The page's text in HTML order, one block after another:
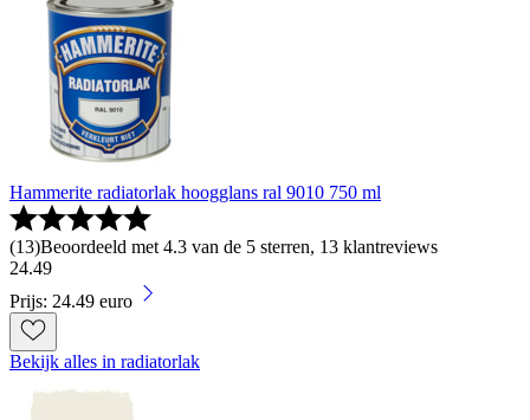
Hammerite radiatorlak hoogglans ral 9010 750 ml
(13)Beoordeeld met 4.3 van de 5 sterren, 13 klantreviews
24.49
Prijs: 24.49 euro
Bekijk alles in radiatorlak